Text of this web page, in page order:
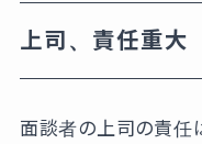
上司、責任重大
面談者の上司の責任